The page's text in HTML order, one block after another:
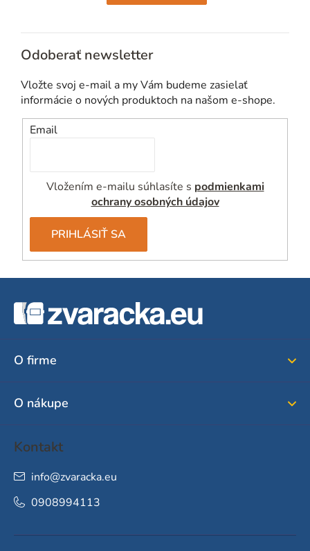
Odoberať newsletter
Vložte svoj e-mail a my Vám budeme zasielať
informácie o nových produktoch na našom e-shope.
Email
Vložením e-mailu súhlasíte s podmienkami
ochrany osobných údajov
PRIHLÁSIŤ SA
O firme
O nákupe
Kontakt
info@zvaracka.eu
0908994113